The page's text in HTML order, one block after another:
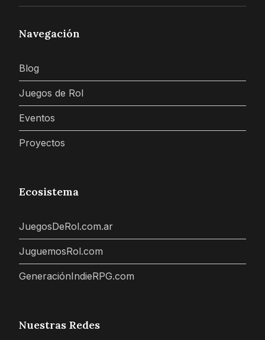
Navegación
Blog
Juegos de Rol
Eventos
Proyectos
Ecosistema
JuegosDeRol.com.ar
JuguemosRol.com
GeneraciónIndieRPG.com
Nuestras Redes